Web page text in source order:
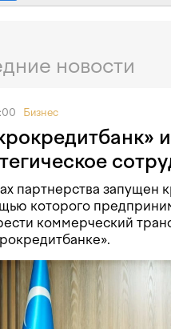
новости
Бизнес
партнерства запущен
которого
коммерческий